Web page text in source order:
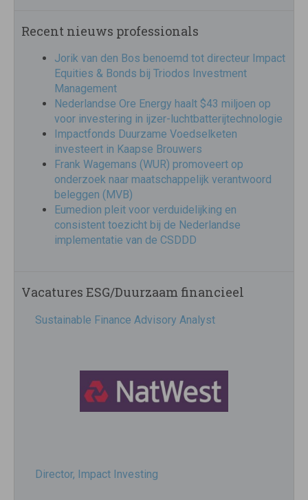
Recent nieuws professionals
Jorik van den Bos benoemd tot directeur Impact
Equities & Bonds bij Triodos Investment
Management
Nederlandse Ore Energy haalt $43 miljoen op
voor investering in ijzer-luchtbatterijtechnologie
Impactfonds Duurzame Voedselketen
investeert in Kaapse Brouwers
Frank Wagemans (WUR) promoveert op
onderzoek naar maatschappelijk verantwoord
beleggen (MVB)
Eumedion pleit voor verduidelijking en
consistent toezicht bij de Nederlandse
implementatie van de CSDDD
Vacatures ESG/Duurzaam financieel
Sustainable Finance Advisory Analyst
Director, Impact Investing